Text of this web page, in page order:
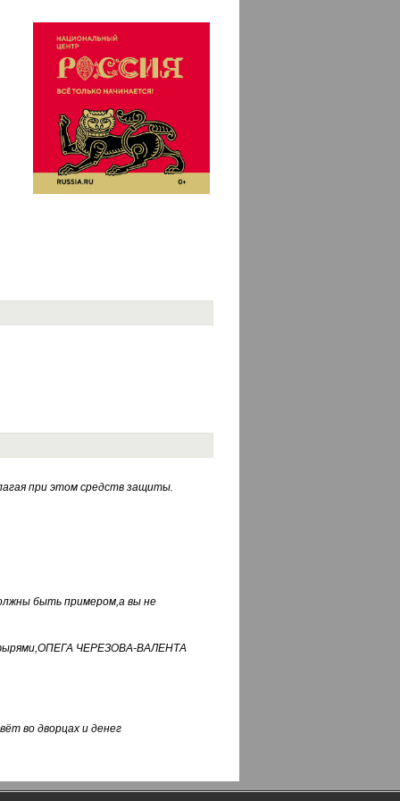
при этом средств защиты.
быть примером,а вы не
ЧЕРЕЗОВА-ВАЛЕНТА
во дворцах и денег